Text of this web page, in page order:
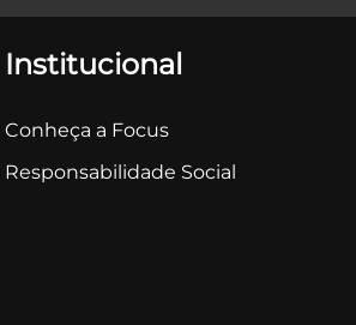
Institucional
Conheça a Focus
Responsabilidade Social